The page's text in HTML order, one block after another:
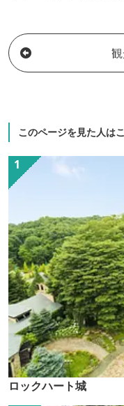
このページを見た人は
ロックハート城